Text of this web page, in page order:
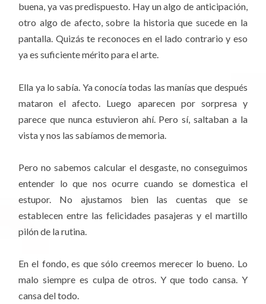
buena, ya vas predispuesto. Hay un algo de anticipación,
otro algo de afecto, sobre la historia que sucede en la
pantalla. Quizás te reconoces en el lado contrario y eso
ya es suficiente mérito para el arte.
Ella ya lo sabía. Ya conocía todas las manías que después
mataron el afecto. Luego aparecen por sorpresa y
parece que nunca estuvieron ahí. Pero sí, saltaban a la
vista y nos las sabíamos de memoria.
Pero no sabemos calcular el desgaste, no conseguimos
entender lo que nos ocurre cuando se domestica el
estupor. No ajustamos bien las cuentas que se
establecen entre las felicidades pasajeras y el martillo
pilón de la rutina.
En el fondo, es que sólo creemos merecer lo bueno. Lo
malo siempre es culpa de otros. Y que todo cansa. Y
cansa del todo.